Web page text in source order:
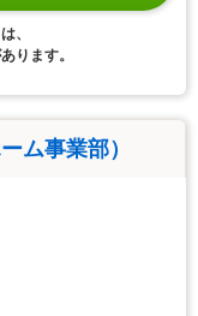
、
ります。
ム事業部）